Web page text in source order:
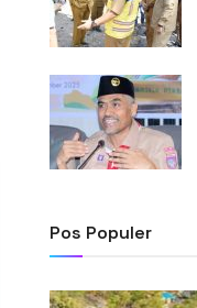
Pos Populer